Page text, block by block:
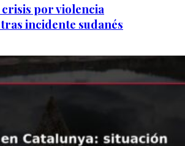
por violencia
incidente sudanés